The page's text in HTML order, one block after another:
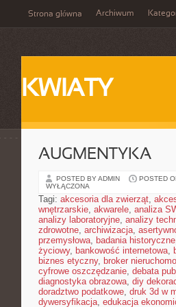
Strona główna Archiwum
KWIATY
AUGMENTYKA
POSTED BY ADMIN POSTED
WYŁĄCZONA
Tagi: akcesoria dla zwierząt,
wnętrzarskie, akwarele, analiza
analizy laboratoryjne, analizy
zdrowotne, archiwizacja,
przemysłowa, badania historyczne
życiowy, bankowość internetowa,
biznes etyczny, broker
cyfrowe oszczędzanie, debata
diagnostyka obrazowa, diy
doradztwo podatkowe, druk 3d w
dywersyfikacja, edukacja